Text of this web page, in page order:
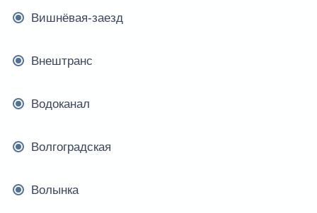
Вишнёвая-заезд
Внештранс
Водоканал
Волгоградская
Волынка